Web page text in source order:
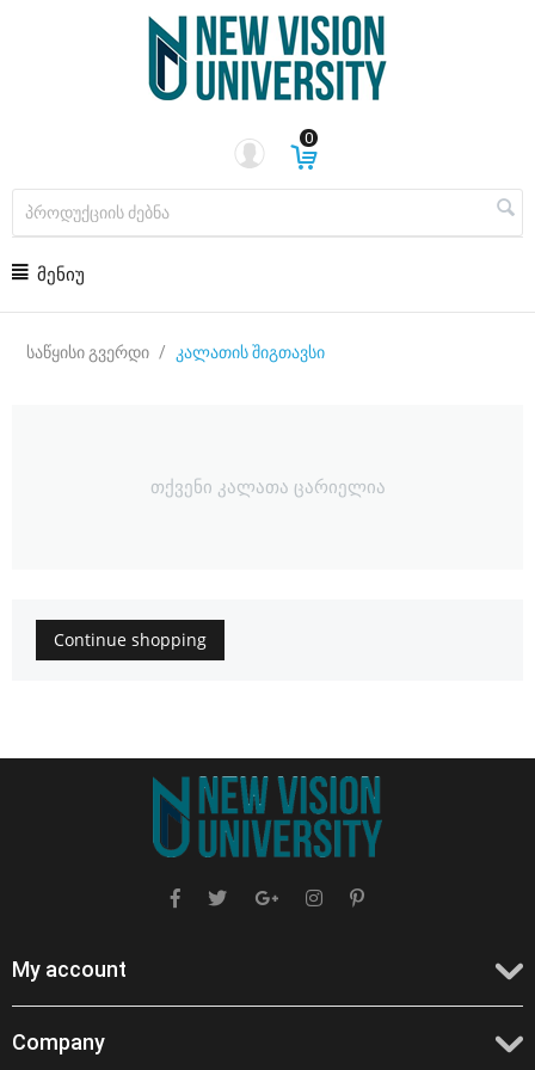
0
ᲛᲔᲜᲘᲣ
საწყისი გვერდი / კალათის შიგთავსი
თქვენი კალათა ცარიელია
Continue shopping
My account
Company